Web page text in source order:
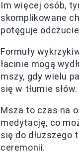
Im więcej osób,
skomplikowane
potęguje
Formuły
łacinie mogą
mszy, gdy wielu
się w tłumie słów.
Msza to czas na
medytację, co
się do dłuższego
ceremonii.